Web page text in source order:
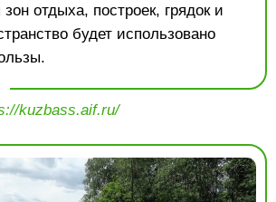
отдыха, построек, грядок и
будет использовано
kuzbass.aif.ru/